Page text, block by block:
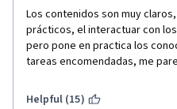
Los contenidos son muy
prácticos, el interactuar con
pero pone en practica los
tareas encomendadas, me
Helpful (15)